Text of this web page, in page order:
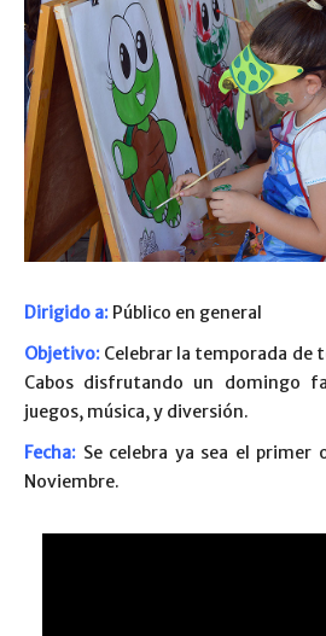
Dirigido a: Público en general
Objetivo: Celebrar la temporada de
Cabos disfrutando un domingo
juegos, música, y diversión.
Fecha: Se celebra ya sea el primer
Noviembre.